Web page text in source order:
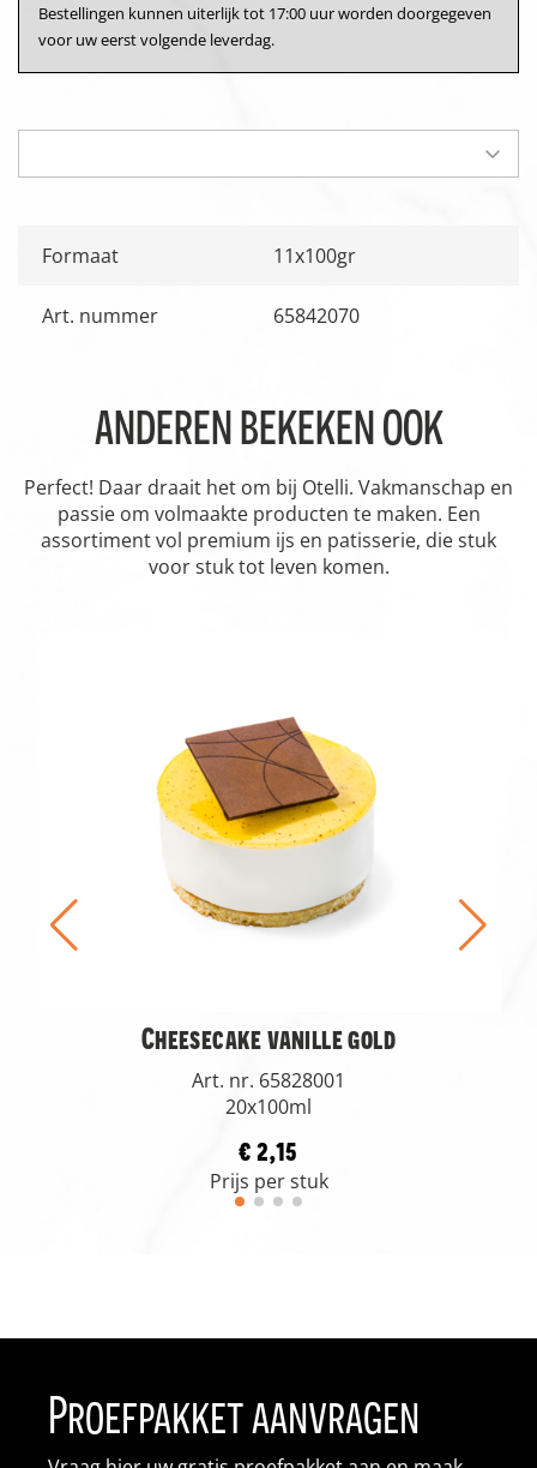
Bestellingen kunnen uiterlijk tot 17:00 uur worden doorgegeven
voor uw eerst volgende leverdag.
Formaat 11x100gr
Art. nummer 65842070
ANDEREN BEKEKEN OOK
Perfect! Daar draait het om bij Otelli. Vakmanschap en
passie om volmaakte producten te maken. Een
assortiment vol premium ijs en patisserie, die stuk
voor stuk tot leven komen.
Cheesecake vanille gold
Art. nr. 65828001
20x100ml
€ 2,15
Prijs per stuk
Proefpakket aanvragen